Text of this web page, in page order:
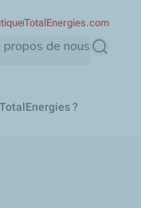
propos de nous
TotalEnergies.com
?